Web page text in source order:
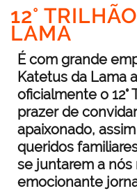
12°
LAMA
É com grande
Katetus da Lama
oficialmente o 12°
prazer de
apaixonado,
queridos
se juntarem a nós
emocionante